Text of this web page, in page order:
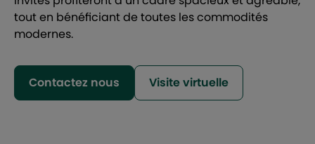
tout en bénéficiant de toutes les commodités
modernes.
Contactez nous Visite virtuelle